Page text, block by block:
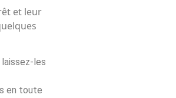
et leur
les
en toute